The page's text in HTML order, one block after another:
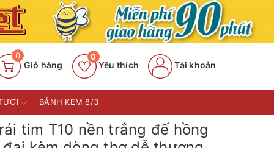
0
Giỏ hàng Yêu thích
0
Tài khoản
BÁNH KEM 8/3
tim T10 nền trắng đế hồng